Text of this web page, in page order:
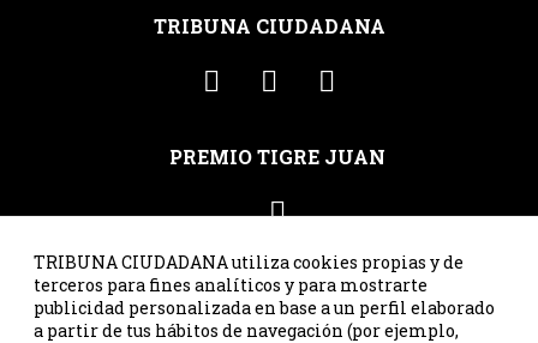
TRIBUNA CIUDADANA
PREMIO TIGRE JUAN
C/ Santa Susana 41, ppal. int. dcha. · 33007 Oviedo · Asturias
TRIBUNA CIUDADANA utiliza cookies propias y de
terceros para fines analíticos y para mostrarte
publicidad personalizada en base a un perfil elaborado
a partir de tus hábitos de navegación (por ejemplo,